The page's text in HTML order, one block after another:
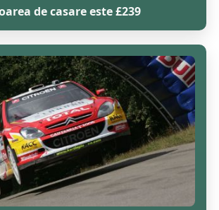
de casare este £239